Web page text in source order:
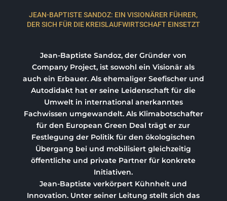
JEAN-BAPTISTE SANDOZ: EIN VISIONÄRER FÜHRER,
DER SICH FÜR DIE KREISLAUFWIRTSCHAFT EINSETZT
Jean-Baptiste Sandoz, der Gründer von
Company Project, ist sowohl ein Visionär als
auch ein Erbauer. Als ehemaliger Seefischer und
Autodidakt hat er seine Leidenschaft für die
Umwelt in international anerkanntes
Fachwissen umgewandelt. Als Klimabotschafter
für den European Green Deal trägt er zur
Festlegung der Politik für den ökologischen
Übergang bei und mobilisiert gleichzeitig
öffentliche und private Partner für konkrete
Initiativen.
Jean-Baptiste verkörpert Kühnheit und
Innovation. Unter seiner Leitung stellt sich das